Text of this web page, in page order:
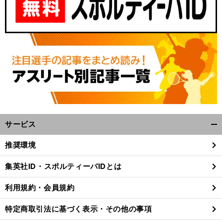
サービス
閉
る
推奨環境
集英社ID・スポルティーバIDとは
利用規約・会員規約
特定商取引法に基づく表示・その他の事項